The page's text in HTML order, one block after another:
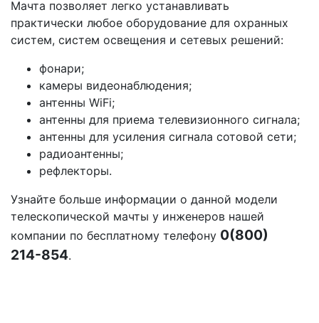
Мачта позволяет легко устанавливать
практически любое оборудование для охранных
систем, систем освещения и сетевых решений:
фонари;
камеры видеонаблюдения;
антенны WiFi;
антенны для приема телевизионного сигнала;
антенны для усиления сигнала сотовой сети;
радиоантенны;
рефлекторы.
Узнайте больше информации о данной модели
телескопической мачты у инженеров нашей
компании по бесплатному телефону 0(800)
214-854.